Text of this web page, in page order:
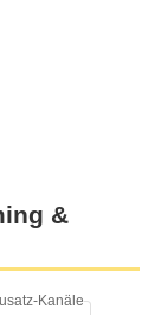
&
Kanäle